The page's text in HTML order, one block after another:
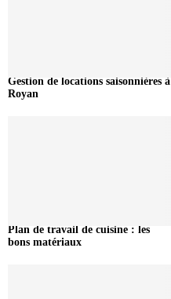
Gestion de locations saisonnières à
Royan
Plan de travail de cuisine : les
bons matériaux